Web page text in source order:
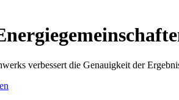
verbessert die Genauigkeit der